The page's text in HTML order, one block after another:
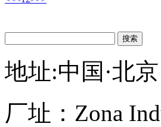
搜索
地址:中国·北
厂址： Zona